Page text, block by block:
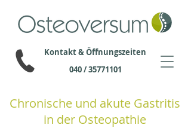
040 / 35771101
Kontakt & Öffnungszeiten
Chronische und akute Gastritis
in der Osteopathie